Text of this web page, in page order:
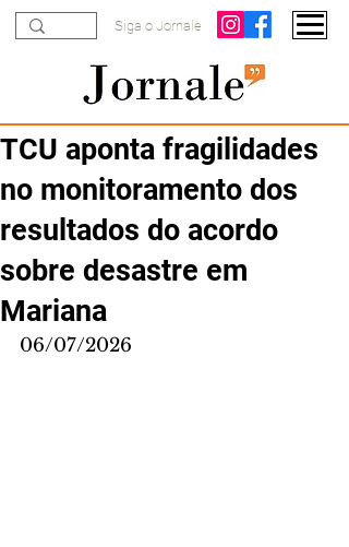
Siga o Jornale
TCU aponta fragilidades
no monitoramento dos
resultados do acordo
sobre desastre em
Mariana
06/07/2026